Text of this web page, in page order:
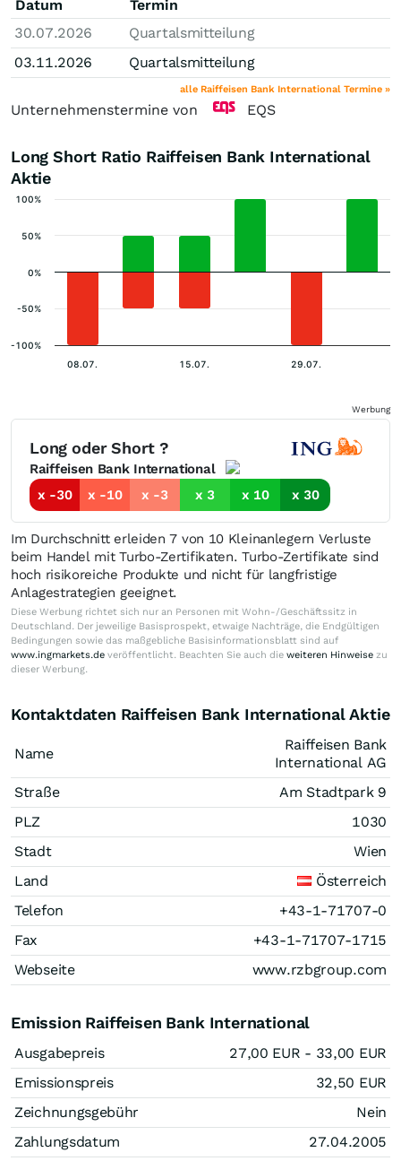
Datum
Termin
30.07.2026
Quartalsmitteilung
03.11.2026
Quartalsmitteilung
alle Raiffeisen Bank International Termine »
Unternehmenstermine von EQS
Long Short Ratio Raiffeisen Bank International
Aktie
08.07. 15.07. 29.07.
-100%
-50%
0%
50%
100%
Werbung
Long oder Short ?
Raiffeisen Bank International
x -30
x -10 x -3 x 3 x 10 x 30
Im Durchschnitt erleiden 7 von 10 Kleinanlegern Verluste
beim Handel mit Turbo-Zertifikaten. Turbo-Zertifikate sind
hoch risikoreiche Produkte und nicht für langfristige
Anlagestrategien geeignet.
Diese Werbung richtet sich nur an Personen mit Wohn-/Geschäftssitz in
Deutschland. Der jeweilige Basisprospekt, etwaige Nachträge, die Endgültigen
Bedingungen sowie das maßgebliche Basisinformationsblatt sind auf
www.ingmarkets.de veröffentlicht. Beachten Sie auch die weiteren Hinweise zu
dieser Werbung.
Kontaktdaten Raiffeisen Bank International Aktie
Name
Raiffeisen Bank
International AG
Straße
Am Stadtpark 9
PLZ
1030
Stadt
Wien
Land
Österreich
Telefon
+43-1-71707-0
Fax
+43-1-71707-1715
Webseite
www.rzbgroup.com
Emission Raiffeisen Bank International
Ausgabepreis 27,00 EUR - 33,00 EUR
Emissionspreis
32,50 EUR
Zeichnungsgebühr
Nein
Zahlungsdatum
27.04.2005